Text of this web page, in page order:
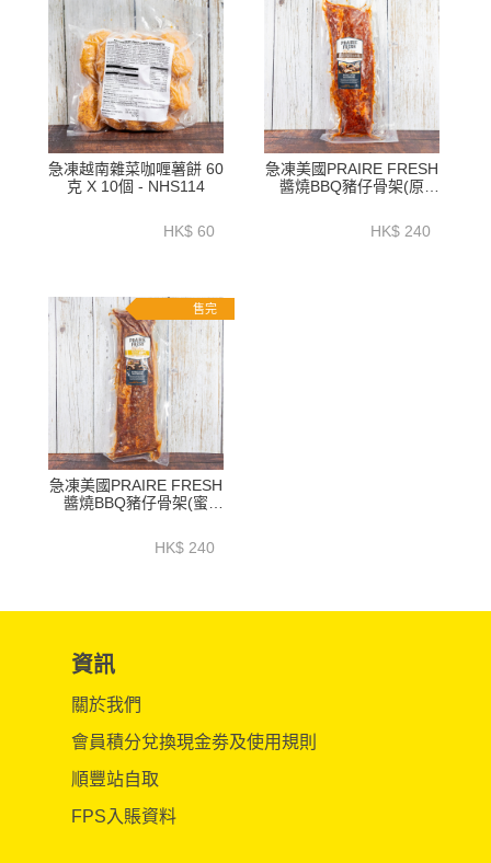
急凍越南雜菜咖喱薯餅 60
克 X 10個 - NHS114
HK$ 60
急凍美國PRAIRE FRESH
醬燒BBQ豬仔骨架(原
HK$ 240
售完
急凍美國PRAIRE FRESH
醬燒BBQ豬仔骨架(蜜
HK$ 240
資訊
關於我們
會員積分兌換現金劵及使用規則
順豐站自取
FPS入賬資料